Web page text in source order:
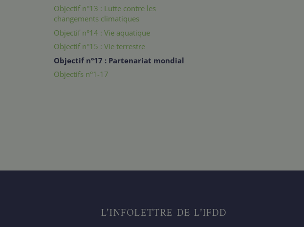
Objectif n°13 : Lutte contre les
changements climatiques
Objectif n°14 : Vie aquatique
Objectif n°15 : Vie terrestre
Objectif n°17 : Partenariat mondial
Objectifs n°1-17
L’INFOLETTRE DE L’IFDD